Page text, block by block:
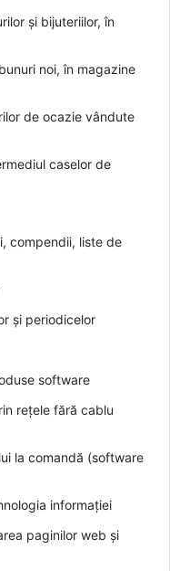
și bijuteriilor, în
noi, în magazine
de ocazie vândute
caselor de
compendii, liste de
și periodicelor
software
rețele fără cablu
la comandă (software
informației
paginilor web și